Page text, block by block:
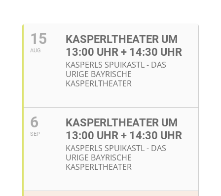
15
AUG
KASPERLTHEATER UM
13:00 UHR + 14:30 UHR
KASPERLS SPUIKASTL - DAS
URIGE BAYRISCHE
KASPERLTHEATER
6
SEP
KASPERLTHEATER UM
13:00 UHR + 14:30 UHR
KASPERLS SPUIKASTL - DAS
URIGE BAYRISCHE
KASPERLTHEATER